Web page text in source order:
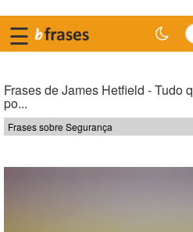
☰
Frases de James Hetfield - Tudo
po...
Frases sobre Segurança